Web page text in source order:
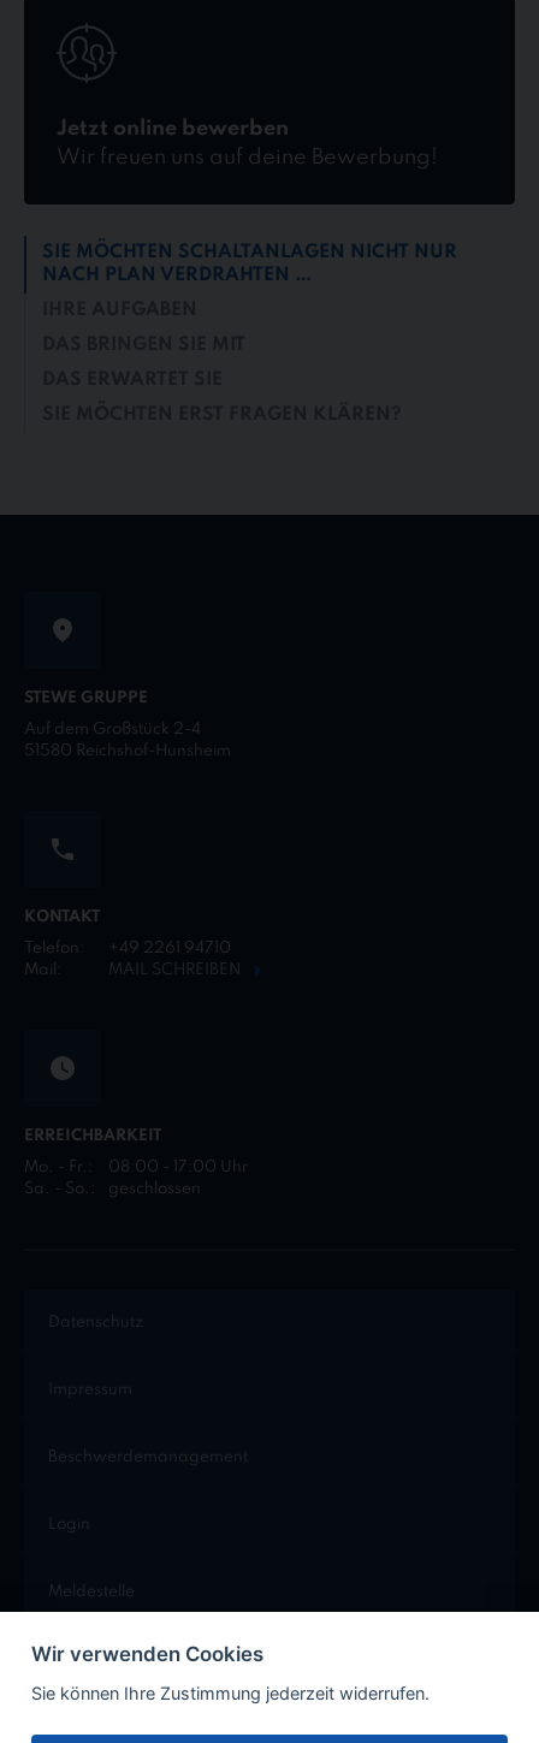
Jetzt online bewerben
Wir freuen uns auf deine Bewerbung!
online
bewerben
SIE MÖCHTEN SCHALTANLAGEN NICHT NUR
NACH PLAN VERDRAHTEN …
STEWE GRUPPE
Auf dem Großstück 2-4
51580 Reichshof-Hunsheim
KONTAKT
Telefon:
+49 2261 94710
Mail:
MAIL SCHREIBEN
ERREICHBARKEIT
Mo. - Fr.:
08:00 - 17:00 Uhr
Sa. - So.:
geschlossen
Datenschutz
Impressum
Beschwerdemanagement
Login
Meldestelle
Cookie Einstellungen
Wir verwenden Cookies
Sie können Ihre Zustimmung jederzeit widerrufen.